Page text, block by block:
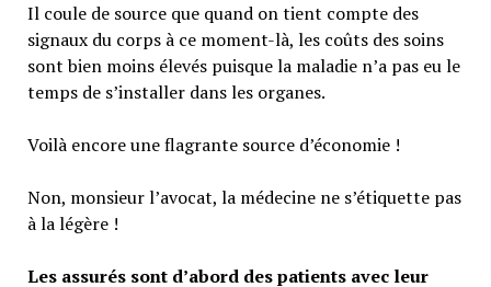
Il coule de source que quand on tient compte des
signaux du corps à ce moment-là, les coûts des soins
sont bien moins élevés puisque la maladie n’a pas eu le
temps de s’installer dans les organes.
Voilà encore une flagrante source d’économie !
Non, monsieur l’avocat, la médecine ne s’étiquette pas
à la légère !
Les assurés sont d’abord des patients avec leur